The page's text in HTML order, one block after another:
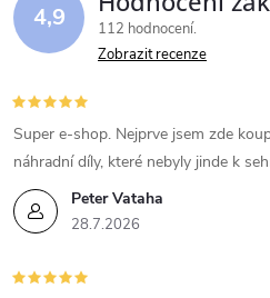
4,9
112 hodnocení
Zobrazit recenze
Peter Vataha
28.7.2026
Super e-shop. Nejprve jsem zde
náhradní díly, které nebyly jinde k